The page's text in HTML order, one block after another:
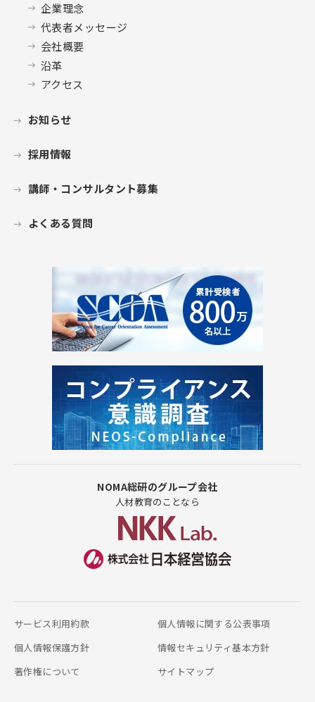
企業理念
代表者メッセージ
会社概要
沿革
アクセス
お知らせ
採用情報
講師・コンサルタント募集
よくある質問
NOMA総研のグループ会社
人材教育のことなら
サービス利用約款
個人情報に関する公表事項
個人情報保護方針
情報セキュリティ基本方針
著作権について
サイトマップ